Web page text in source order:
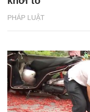
PHÁP LUẬT